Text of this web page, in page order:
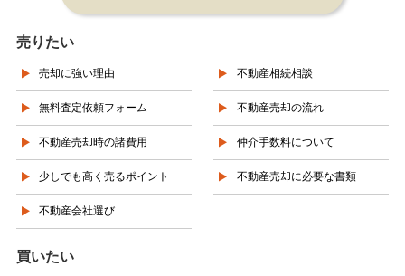
売りたい
売却に強い理由 不動産相続相談
無料査定依頼フォーム 不動産売却の流れ
不動産売却時の諸費用 仲介手数料について
少しでも高く売るポイント 不動産売却に必要な書類
不動産会社選び
買いたい